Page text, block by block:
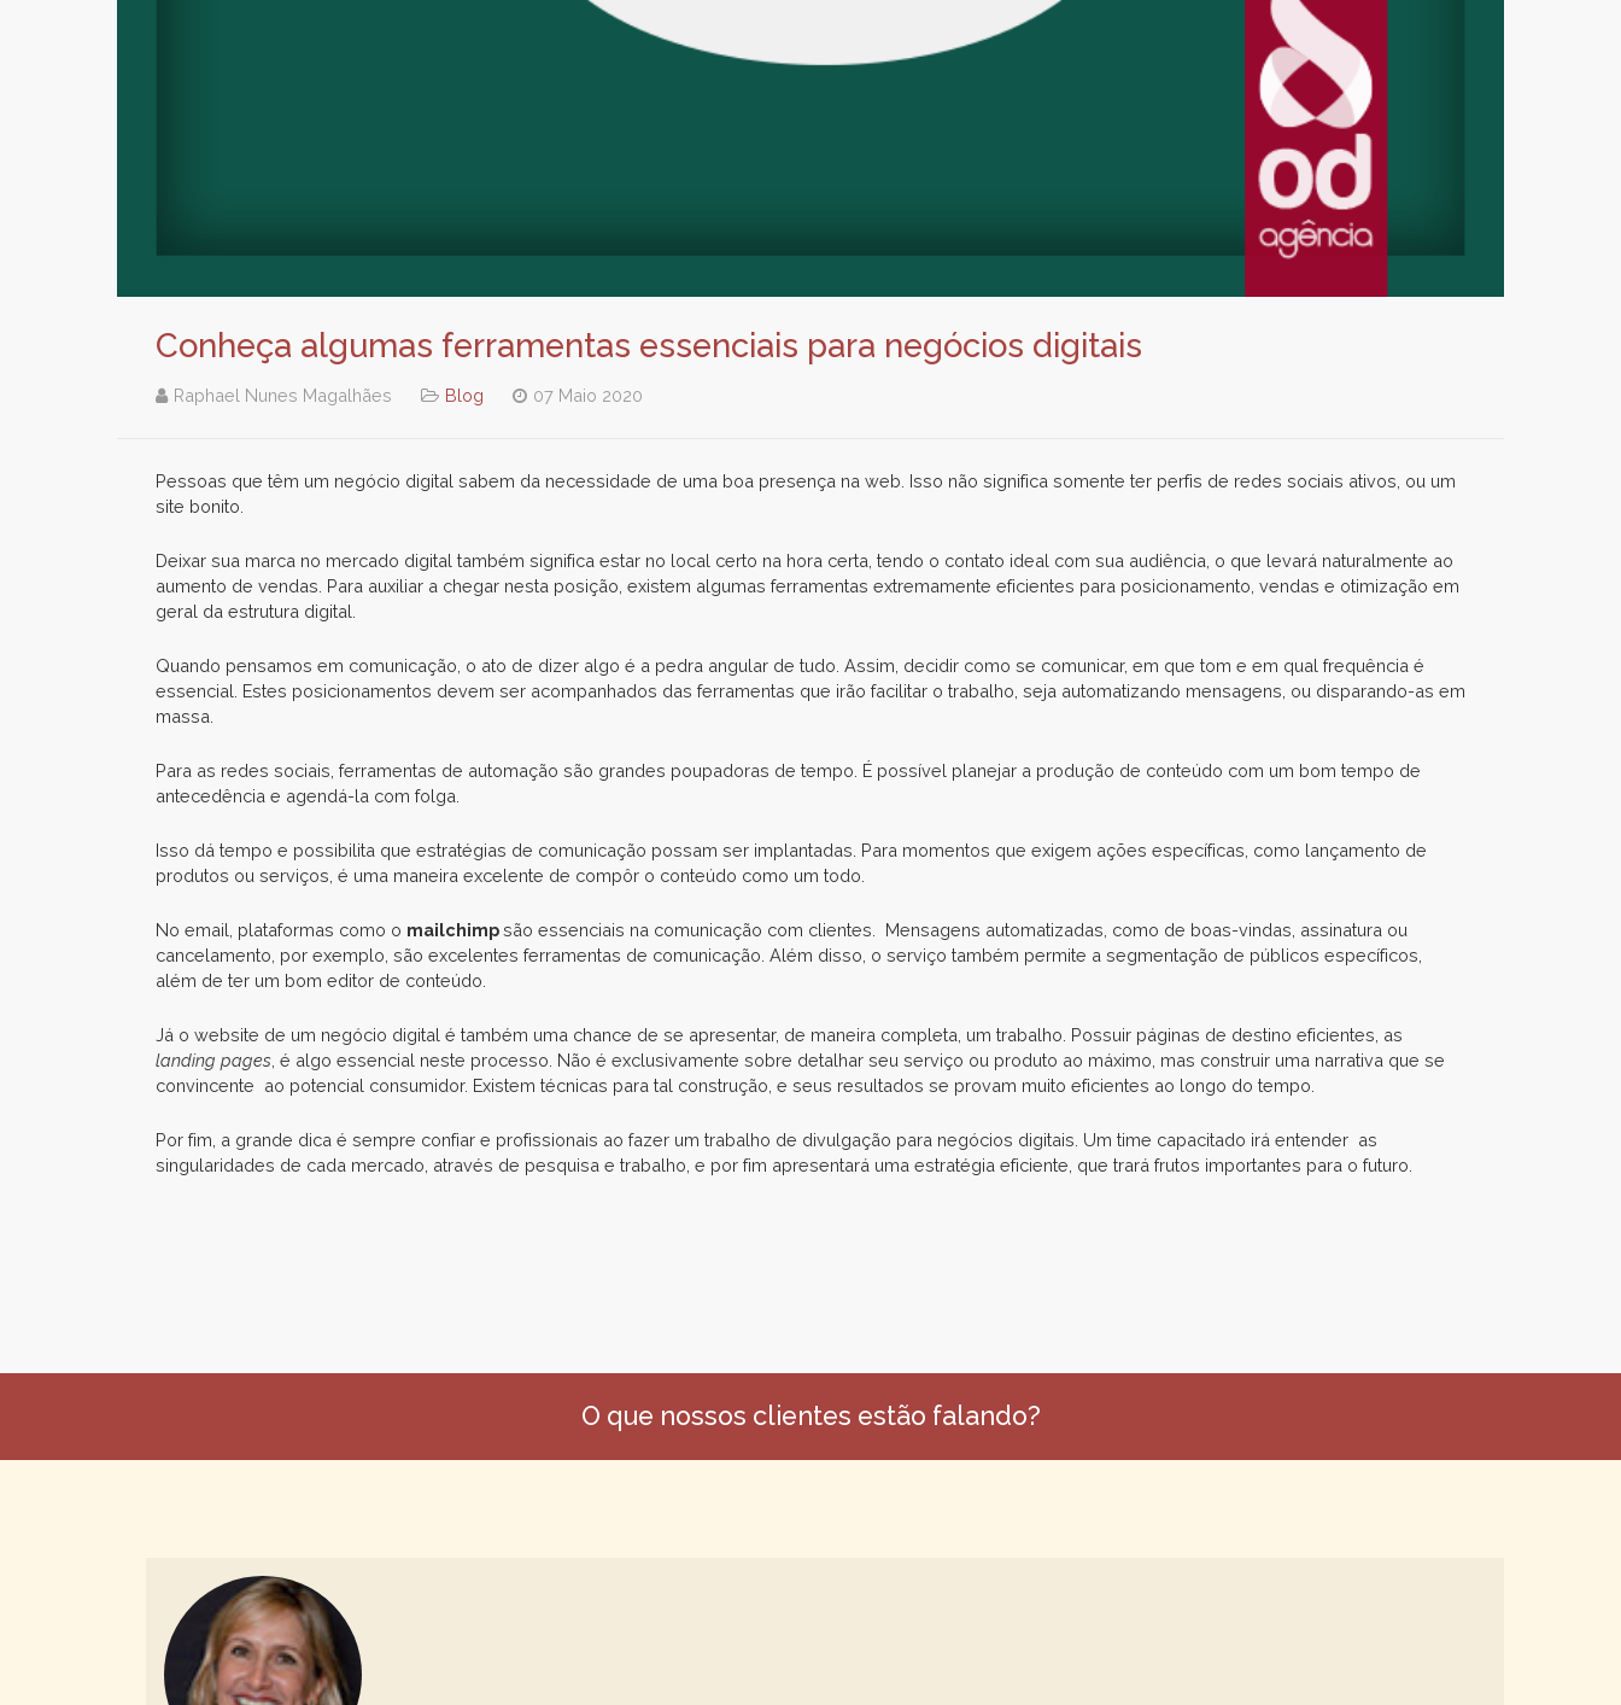
Conheça algumas ferramentas essenciais para negócios digitais
Raphael Nunes Magalhães Blog 07 Maio 2020
Pessoas que têm um negócio digital sabem da necessidade de uma boa presença na web. Isso não significa somente ter perfis de redes sociais ativos, ou um
site bonito.
Deixar sua marca no mercado digital também significa estar no local certo na hora certa, tendo o contato ideal com sua audiência, o que levará naturalmente ao
aumento de vendas. Para auxiliar a chegar nesta posição, existem algumas ferramentas extremamente eficientes para posicionamento, vendas e otimização em
geral da estrutura digital.
Quando pensamos em comunicação, o ato de dizer algo é a pedra angular de tudo. Assim, decidir como se comunicar, em que tom e em qual frequência é
essencial. Estes posicionamentos devem ser acompanhados das ferramentas que irão facilitar o trabalho, seja automatizando mensagens, ou disparando-as em
massa.
Para as redes sociais, ferramentas de automação são grandes poupadoras de tempo. É possível planejar a produção de conteúdo com um bom tempo de
antecedência e agendá-la com folga.
Isso dá tempo e possibilita que estratégias de comunicação possam ser implantadas. Para momentos que exigem ações específicas, como lançamento de
produtos ou serviços, é uma maneira excelente de compôr o conteúdo como um todo.
No email, plataformas como o mailchimpsão essenciais na comunicação com clientes. Mensagens automatizadas, como de boas-vindas, assinatura ou
cancelamento, por exemplo, são excelentes ferramentas de comunicação. Além disso, o serviço também permite a segmentação de públicos específicos,
além de ter um bom editor de conteúdo.
Já o website de um negócio digital é também uma chance de se apresentar, de maneira completa, um trabalho. Possuir páginas de destino eficientes, as
landing pages , é algo essencial neste processo. Não é exclusivamente sobre detalhar seu serviço ou produto ao máximo, mas construir uma narrativa que se
convincente ao potencial consumidor. Existem técnicas para tal construção, e seus resultados se provam muito eficientes ao longo do tempo.
Por fim, a grande dica é sempre confiar e profissionais ao fazer um trabalho de divulgação para negócios digitais. Um time capacitado irá entender as
singularidades de cada mercado, através de pesquisa e trabalho, e por fim apresentará uma estratégia eficiente, que trará frutos importantes para o futuro.
O que nossos clientes estão falando?